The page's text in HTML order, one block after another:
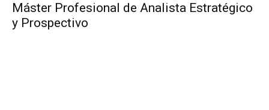
Máster Profesional de Analista Estratégico
y Prospectivo